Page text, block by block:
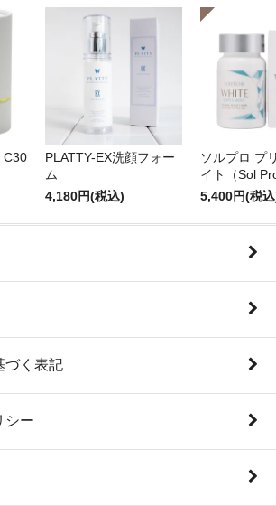
C30
PLATTY-EX洗顔フォー
ム
4,180円(税込)
ソルプロ プ
イト（Sol
5,400円(税
づく表記
シー